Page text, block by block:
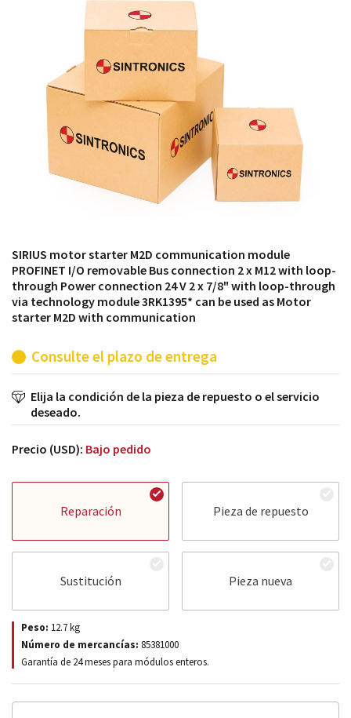
módulos antiguos a un alto nivel técnico o sustitución
de módulos descontinuados por módulos del propio
SIRIUS motor starter M2D communication module
PROFINET I/O removable Bus connection 2 x M12 with loop-
through Power connection 24 V 2 x 7/8" with loop-through
via technology module 3RK1395* can be used as Motor
starter M2D with communication
Consulte el plazo de entrega
Elija la condición de la pieza de repuesto o el servicio
deseado.
Precio (USD): Bajo pedido
Reparación Pieza de repuesto
Sustitución Pieza nueva
Peso: 12.7kg
Número de mercancías: 85381000
Garantía de 24 meses para módulos enteros.